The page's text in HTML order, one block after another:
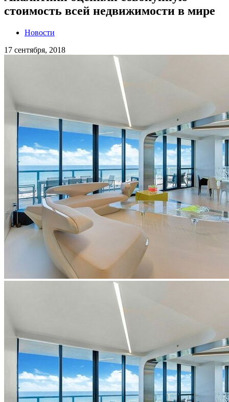
стоимость всей недвижимости в мире
Новости
17 сентября, 2018